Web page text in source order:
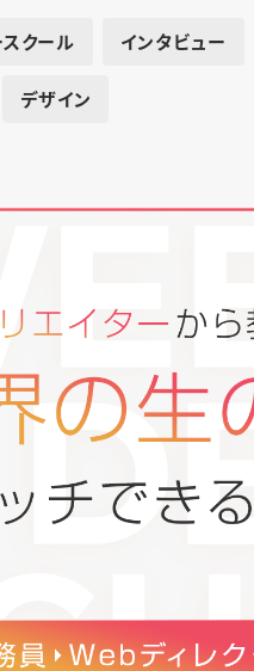
クール インタビュー
デザイン